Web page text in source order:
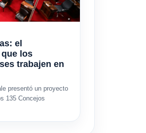
el
los
trabajen en
presentó un proyecto
135 Concejos